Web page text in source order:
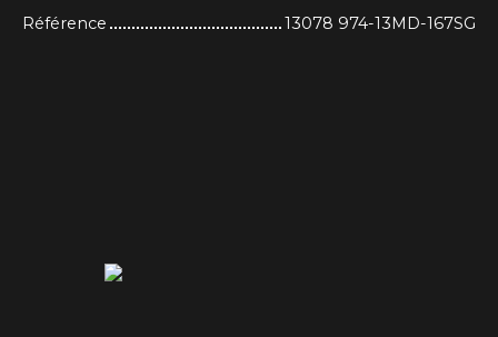
Référence
13078 974-13MD-167SG